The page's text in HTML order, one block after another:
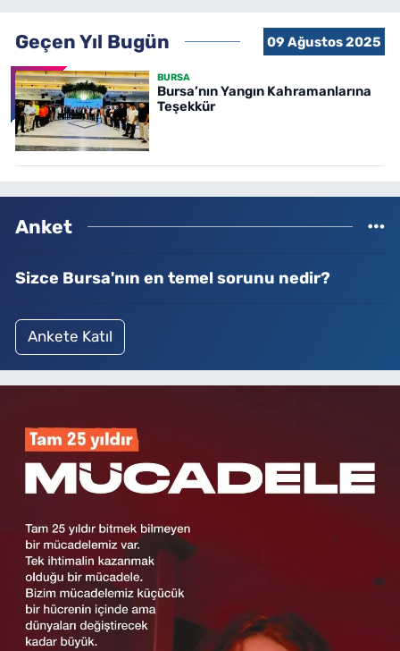
Geçen Yıl Bugün 09 Ağustos 2025
BURSA
Bursa’nın Yangın Kahramanlarına
Teşekkür
Anket
Sizce Bursa'nın en temel sorunu nedir?
Ankete Katıl